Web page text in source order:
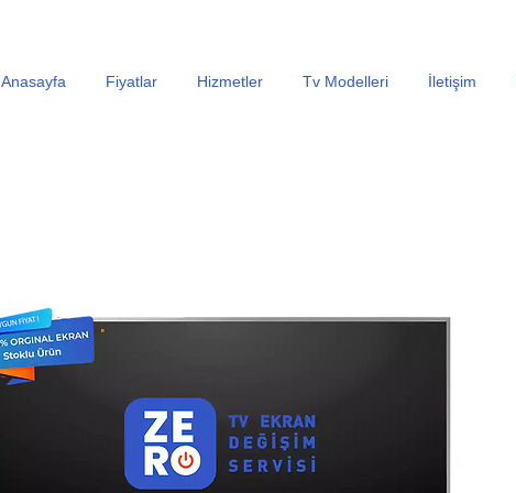
Anasayfa Fiyatlar Hizmetler Tv Modelleri İletişim